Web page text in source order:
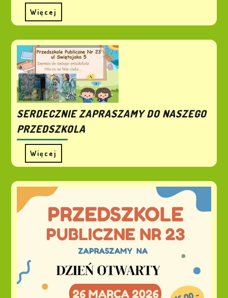
Więcej
SERDECZNIE ZAPRASZAMY DO NASZEGO
PRZEDSZKOLA
Więcej